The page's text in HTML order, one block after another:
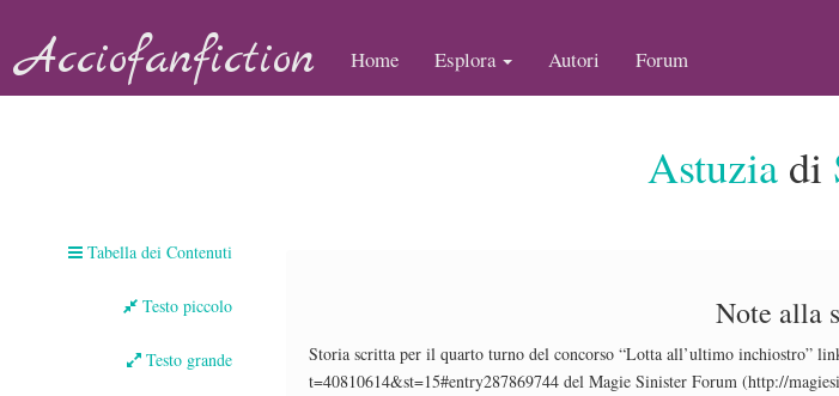
Acciofanfiction Home Esplora Autori Forum
Astuzia di
Tabella dei Contenuti
Testo piccolo
Testo grande
Note alla
Storia scritta per il quarto turno del concorso “Lotta all’ultimo inchiostro”
t=40810614&st=15#entry287869744 del Magie Sinister Forum (http://